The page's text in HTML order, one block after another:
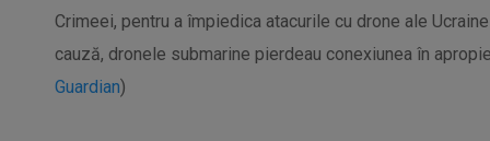
Crimeei, pentru a împiedica atacurile cu drone ale
cauză, dronele submarine pierdeau conexiunea în
Guardian)